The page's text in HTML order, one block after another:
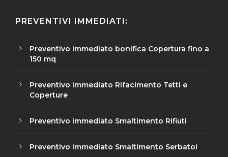
PREVENTIVI IMMEDIATI:
Preventivo immediato bonifica Copertura fino a
150 mq
Preventivo immediato Rifacimento Tetti e
Coperture
Preventivo immediato Smaltimento Rifiuti
Preventivo immediato Smaltimento Serbatoi